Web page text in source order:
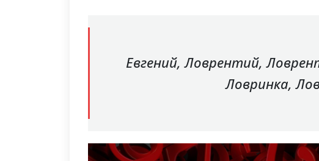
Евгений, Ловрентий,
Ловринка,